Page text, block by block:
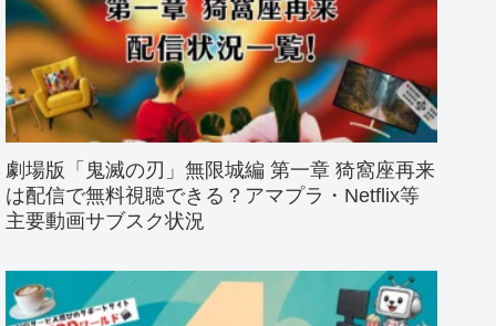
劇場版「鬼滅の刃」無限城編 第一章 猗窩座再来
は配信で無料視聴できる？アマプラ・Netflix等
主要動画サブスク状況